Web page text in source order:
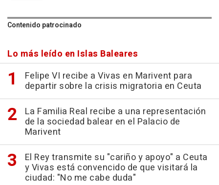
Contenido patrocinado
Lo más leído en Islas Baleares
Felipe VI recibe a Vivas en Marivent para
departir sobre la crisis migratoria en Ceuta
La Familia Real recibe a una representación
de la sociedad balear en el Palacio de
Marivent
El Rey transmite su "cariño y apoyo" a Ceuta
y Vivas está convencido de que visitará la
ciudad: "No me cabe duda"